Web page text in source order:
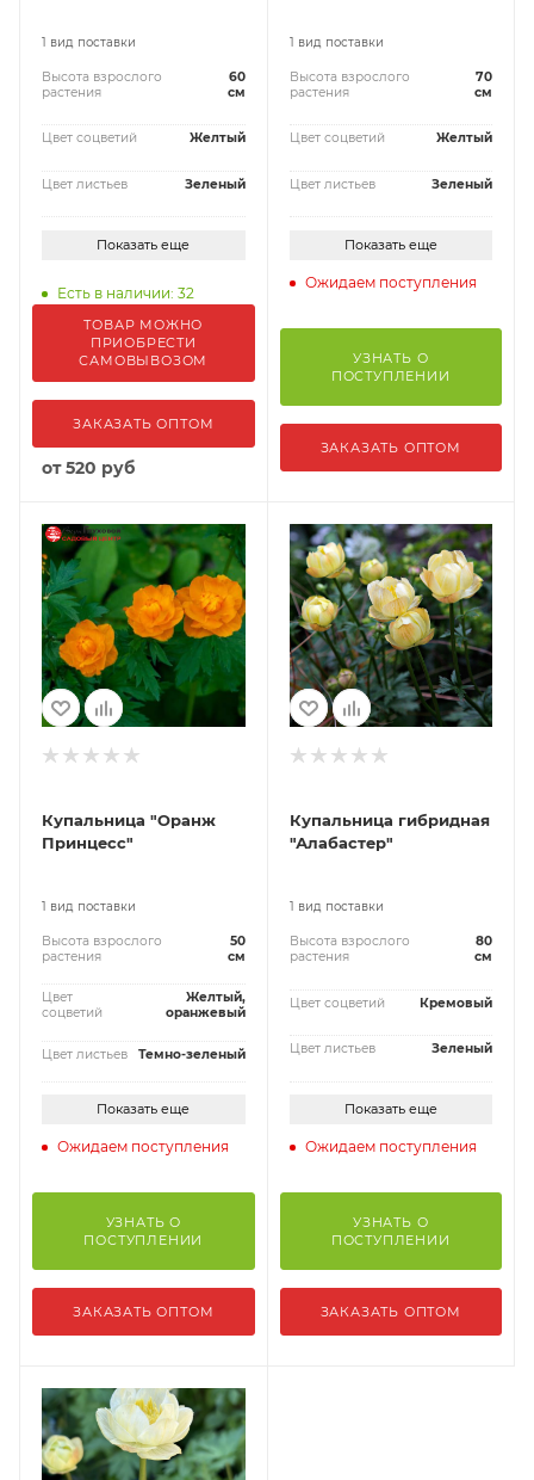
1 вид поставки
Высота взрослого
растения
60
см
Цвет соцветий Желтый
Цвет листьев Зеленый
Показать еще
Есть в наличии: 32
ТОВАР МОЖНО
ПРИОБРЕСТИ
САМОВЫВОЗОМ
ЗАКАЗАТЬ ОПТОМ
от520 руб
1 вид поставки
Высота взрослого
растения
70
см
Цвет соцветий Желтый
Цвет листьев Зеленый
Показать еще
Ожидаем поступления
УЗНАТЬ О
ПОСТУПЛЕНИИ
ЗАКАЗАТЬ ОПТОМ
Купальница "Оранж
Принцесс"
1 вид поставки
Высота взрослого
растения
50
см
Цвет
соцветий
Желтый,
оранжевый
Цвет листьев Темно-зеленый
Показать еще
Ожидаем поступления
УЗНАТЬ О
ПОСТУПЛЕНИИ
ЗАКАЗАТЬ ОПТОМ
Купальница гибридная
"Алабастер"
1 вид поставки
Высота взрослого
растения
80
см
Цвет соцветий Кремовый
Цвет листьев Зеленый
Показать еще
Ожидаем поступления
УЗНАТЬ О
ПОСТУПЛЕНИИ
ЗАКАЗАТЬ ОПТОМ